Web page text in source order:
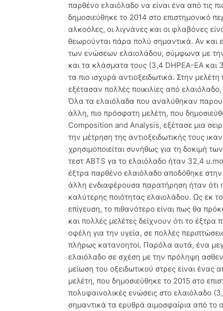
παρθένο ελαιόλαδο να είναι ένα από τις
δημοσιεύθηκε το 2014 στο επιστημονικό
αλκοόλες, οι λιγνάνες και οι φλαβόνες
θεωρούνται πάρα πολύ σημαντικά. Αν και
των ενώσεων ελαιολάδου, σύμφωνα με
και τα κλάσματα τους (3,4 DHPEA-ΕΑ και
τα πιο ισχυρά αντιοξειδωτικά. Στην
εξέτασαν πολλές ποικιλίες από ελαιόλαδο,
Όλα τα ελαιόλαδα που αναλύθηκαν
άλλη, πιο πρόσφατη μελέτη, που
Composition and Analysis, εξέτασε μια
την μέτρηση της αντιοξειδωτικής τους
χρησιμοποιείται συνήθως για τη δοκιμή
τεστ ABTS γα το ελαιόλαδο ήταν 32,4
έξτρα παρθένο ελαιόλαδο αποδόθηκε
άλλη ενδιαφέρουσα παρατήρηση ήταν ότι
καλύτερης ποιότητας ελαιολάδου. Ως εκ
επίγευση, το πιθανότερο είναι πως θα
και πολλές μελέτες δείχνουν ότι το
οφέλη για την υγεία, σε πολλές
πλήρως κατανοητοί. Παρόλα αυτά, ένα
ελαιόλαδο σε σχέση με την πρόληψη
μείωση του οξειδωτικού στρες είναι
μελέτη, που δημοσιεύθηκε το 2015 στο
πολυφαινολικές ενώσεις στο ελαιόλαδο
σημαντικά τα ερυθρά αιμοσφαίρια από το